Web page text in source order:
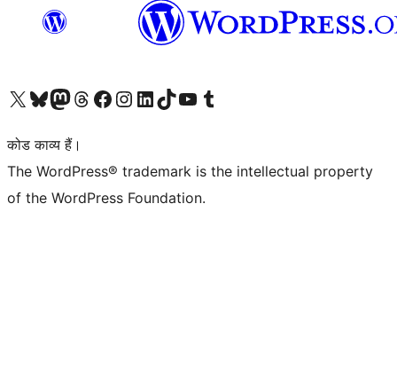
Visit our X (formerly Twitter) account
हमारे बलुस्की खाते पर जाएँVisit our Mastodon account
हमारे थ्रेड्स अकाउंट पर जाएंहमारे फेसबुक पेज पर जाएँहमारे इंस्टाग्राम अकाउंट पर जाएंहमारे लिंक्डइन खाते पर जाएँहमारे टिकटॉक खाते पर जाएँहमारे यूट्यूब चैनल पर जाएंहमारे Tumblr खाते पर जाएँ
कोड काव्य हैं।
The WordPress® trademark is the intellectual property
of the WordPress Foundation.